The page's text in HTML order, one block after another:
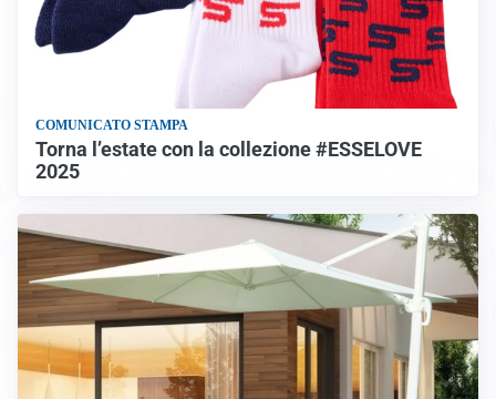
COMUNICATO STAMPA
Torna l’estate con la collezione #ESSELOVE
2025